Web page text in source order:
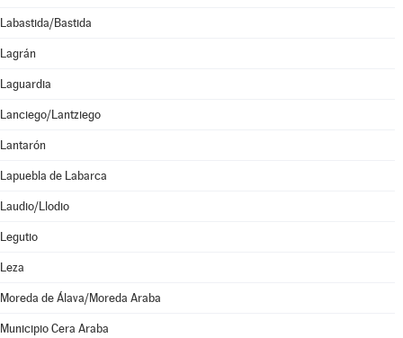
Labastida/Bastida
Lagrán
Laguardia
Lanciego/Lantziego
Lantarón
Lapuebla de Labarca
Laudio/Llodio
Legutio
Leza
Moreda de Álava/Moreda Araba
Municipio Cera Araba